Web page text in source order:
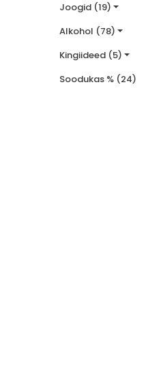
Joogid (19)
Alkohol (78)
Kingiideed (5)
Soodukas % (24)
vitamiinipulber 19g
0,69 €